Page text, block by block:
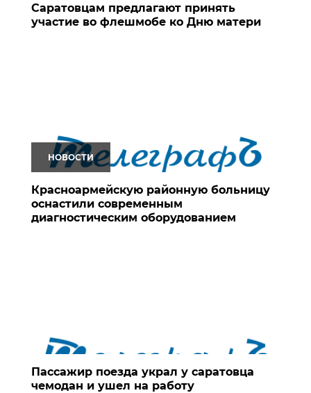
Саратовцам предлагают принять
участие во флешмобе ко Дню матери
НОВОСТИ
Красноармейскую районную больницу
оснастили современным
диагностическим оборудованием
Пассажир поезда украл у саратовца
чемодан и ушел на работу